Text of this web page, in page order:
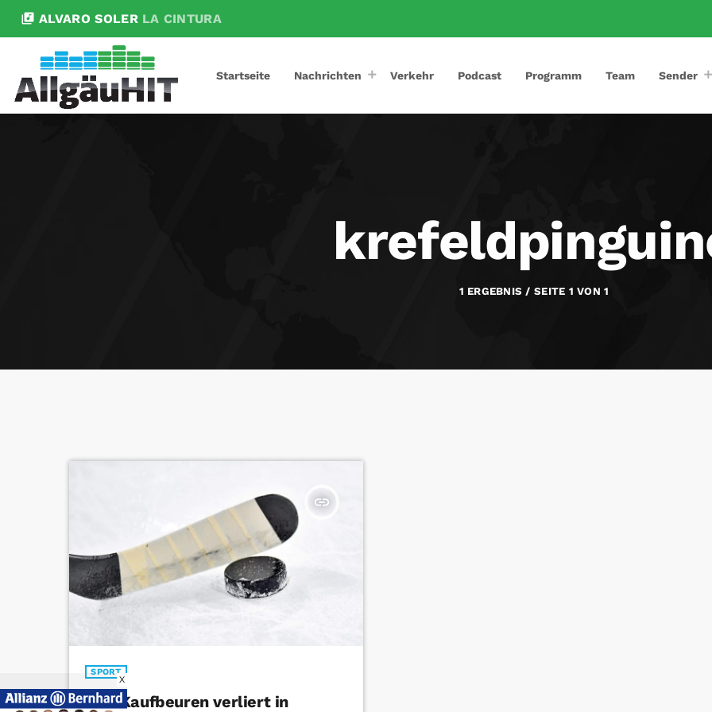
library_music ALVARO SOLER LA CINTURA
Startseite Nachrichten Verkehr Podcast Programm Team Sender
1 ERGEBNIS / SEITE 1 VON 1
insert_link
SPORT
ESV Kaufbeuren verliert in
X